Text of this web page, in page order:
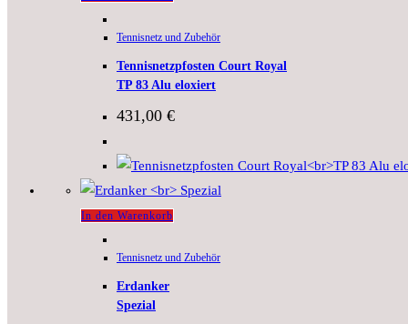
Tennisnetz und Zubehör
Tennisnetzpfosten Court Royal
TP 83 Alu eloxiert
431,00 €
In den Warenkorb
Tennisnetz und Zubehör
Erdanker
Spezial